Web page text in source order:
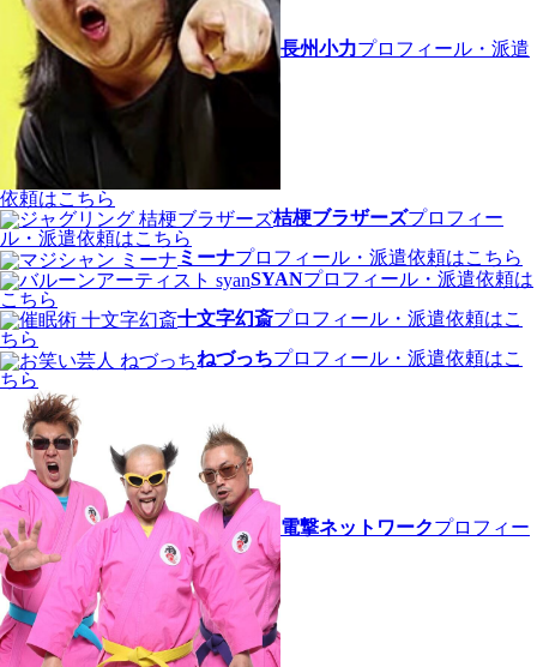
長州小力プロフィール・派遣
依頼はこちら
桔梗ブラザーズプロフィー
ル・派遣依頼はこちら
ミーナプロフィール・派遣依頼はこちら
SYANプロフィール・派遣依頼は
こちら
十文字幻斎プロフィール・派遣依頼はこ
ちら
ねづっちプロフィール・派遣依頼はこ
ちら
電撃ネットワークプロフィー